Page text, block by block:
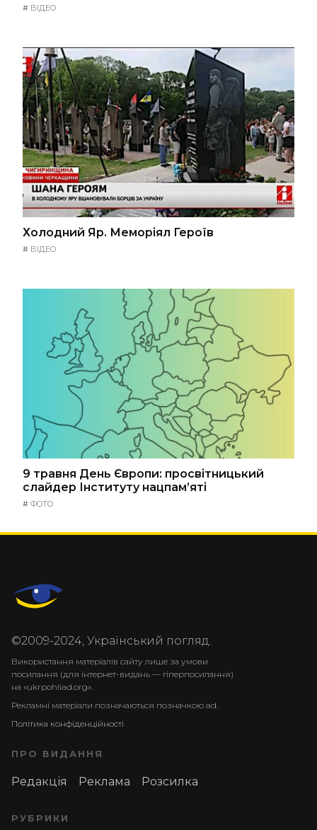
# ВІДЕО
Холодний Яр. Меморіял Героїв
# ВІДЕО
9 травня День Європи: просвітницький
слайдер Інституту нацпам’яті
# ФОТО
©2009-2024, Український погляд.
Використання матеріалів сайту лише за умови
посилання (для інтернет-видань — гіперпосилання)
на «ukrpohliad.org».
Рекламні матеріали позначаються позначкою ad.
Політика конфіденційності
ПРО ВИДАННЯ
Редакція Реклама Розсилка
РУБРИКИ